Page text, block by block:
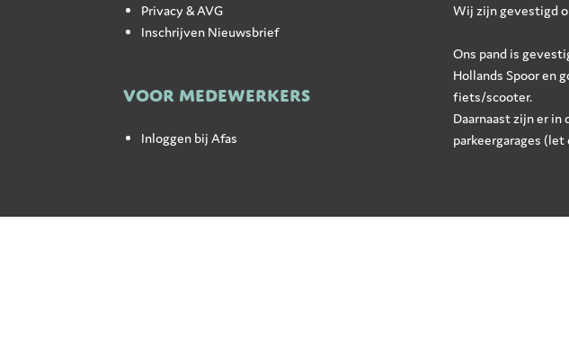
Privacy & AVG
Inschrijven Nieuwsbrief
VOOR MEDEWERKERS
Inloggen bij Afas
Wij zijn gevestigd
Ons pand is
Hollands Spoor en
fiets/scooter.
Daarnaast zijn er
parkeergarages